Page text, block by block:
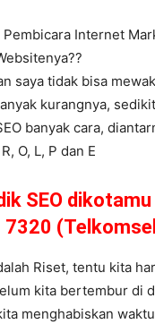
Pembicara Internet
saya tidak bisa
kurangnya,
banyak cara,
O, L, P dan E
SEO
7320
Riset, tentu kita
kita bertembur di
menghabiskan